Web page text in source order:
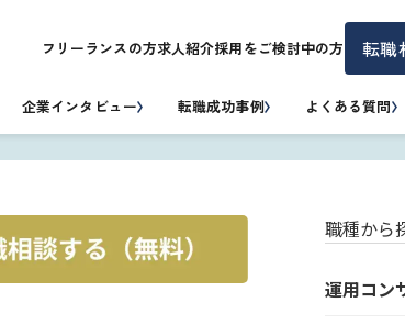
フリーランスの方求人紹介採用をご検討中の方 転職
企業インタビュー 転職成功事例 よくある質問
職種から
運用コン